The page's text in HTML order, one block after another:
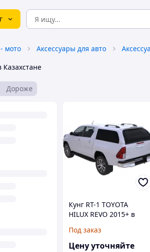
мото Аксессуары для авто
Казахстане
Дороже
Кунг RT-1 TOYOTA
HILUX REVO 2015+ в
Под заказ
Цену уточняйте